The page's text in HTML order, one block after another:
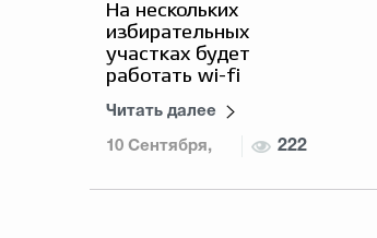
На нескольких
избирательных
участках будет
работать wi-fi
Читать далее
10 Сентября,
222